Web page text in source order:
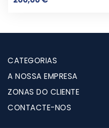
CATEGORIAS
A NOSSA EMPRESA
ZONAS DO CLIENTE
CONTACTE-NOS